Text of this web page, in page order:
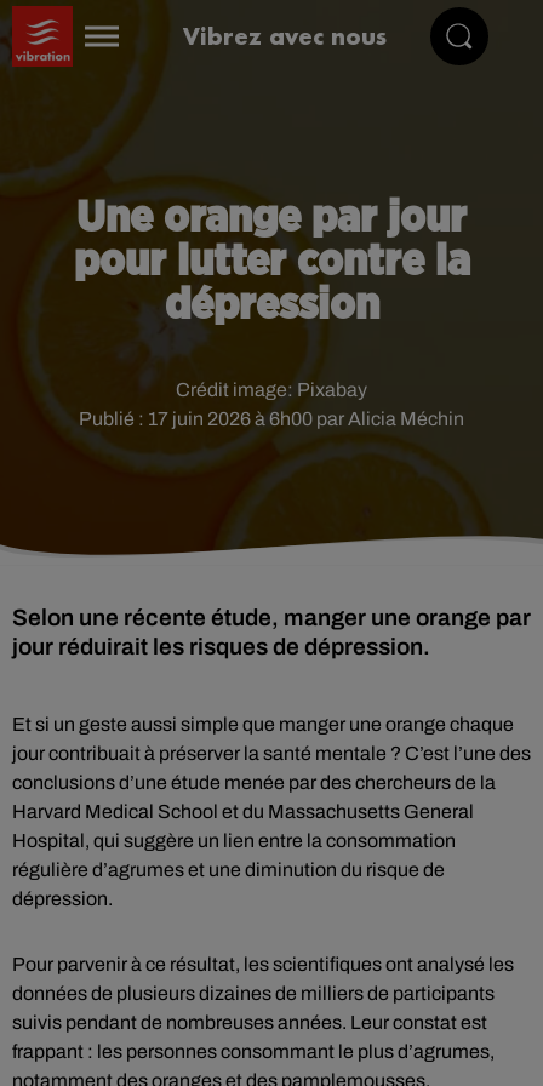
Vibrez avec nous
Une orange par jour
pour lutter contre la
dépression
Publié : 17 juin 2026 à 6h00 par Alicia Méchin
Crédit image: Pixabay
Selon une récente étude, manger une orange par
jour réduirait les risques de dépression.
Et si un geste aussi simple que manger une orange chaque
jour contribuait à préserver la santé mentale ? C’est l’une des
conclusions d’une étude menée par des chercheurs de la
Harvard Medical School et du Massachusetts General
Hospital, qui suggère un lien entre la consommation
régulière d’agrumes et une diminution du risque de
dépression.
Pour parvenir à ce résultat, les scientifiques ont analysé les
données de plusieurs dizaines de milliers de participants
suivis pendant de nombreuses années. Leur constat est
frappant : les personnes consommant le plus d’agrumes,
notamment des oranges et des pamplemousses,